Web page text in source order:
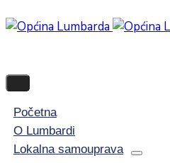
Početna
O Lumbardi
Lokalna samouprava